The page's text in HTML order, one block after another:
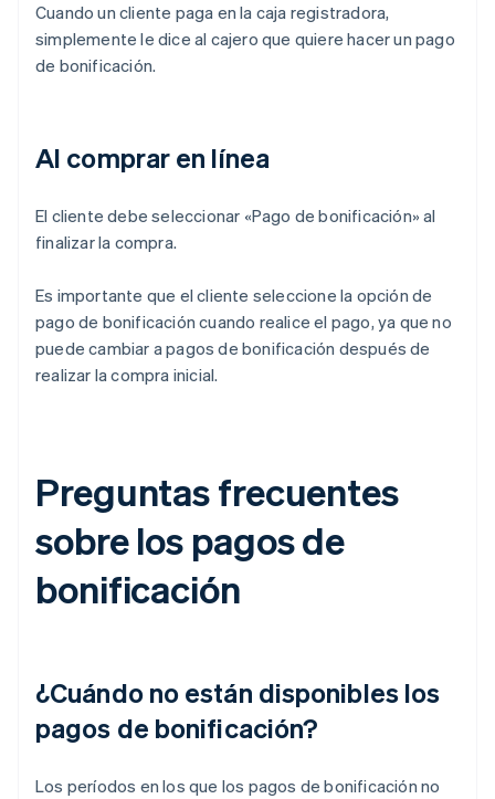
Cuando un cliente paga en la caja registradora,
simplemente le dice al cajero que quiere hacer un pago
de bonificación.
Al comprar en línea
El cliente debe seleccionar «Pago de bonificación» al
finalizar la compra.
Es importante que el cliente seleccione la opción de
pago de bonificación cuando realice el pago, ya que no
puede cambiar a pagos de bonificación después de
realizar la compra inicial.
Preguntas frecuentes
sobre los pagos de
bonificación
¿Cuándo no están disponibles los
pagos de bonificación?
Los períodos en los que los pagos de bonificación no